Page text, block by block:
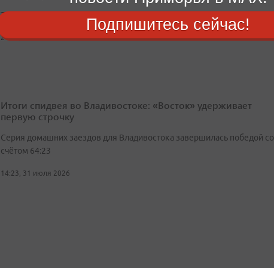
Турнир проходил в Китае с 18 по 24 июля
21:02, 27 июля 2026
Итоги спидвея во Владивостоке: «Восток» удерживает
первую строчку
Серия домашних заездов для Владивостока завершилась победой со
счётом 64:23
14:23, 31 июля 2026
Подпишитесь сейчас!